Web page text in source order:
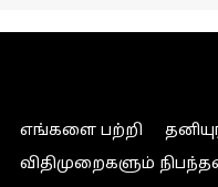
எங்களை பற்றி
விதிமுறைகளும்